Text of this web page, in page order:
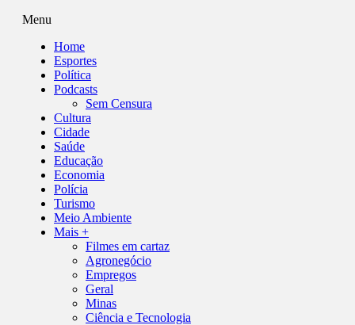
Menu
Home
Esportes
Política
Podcasts
Sem Censura
Cultura
Cidade
Saúde
Educação
Economia
Polícia
Turismo
Meio Ambiente
Mais +
Filmes em cartaz
Agronegócio
Empregos
Geral
Minas
Ciência e Tecnologia